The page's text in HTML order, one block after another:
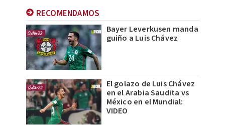
RECOMENDAMOS
Bayer Leverkusen manda
guiño a Luis Chávez
El golazo de Luis Chávez
en el Arabia Saudita vs
México en el Mundial:
VIDEO